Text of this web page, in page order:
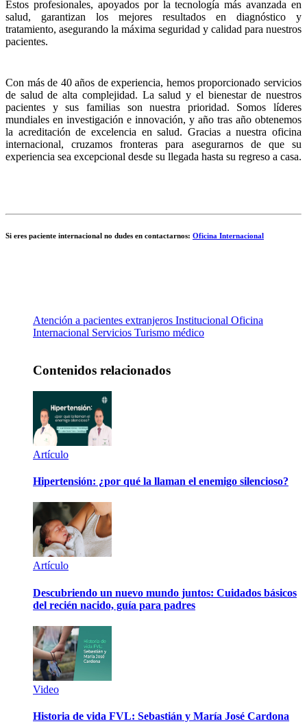
Estos profesionales, apoyados por la tecnología más avanzada en
salud, garantizan los mejores resultados en diagnóstico y
tratamiento, asegurando la máxima seguridad y calidad para nuestros
pacientes.
Con más de 40 años de experiencia, hemos proporcionado servicios
de salud de alta complejidad. La salud y el bienestar de nuestros
pacientes y sus familias son nuestra prioridad. Somos líderes
mundiales en investigación e innovación, y año tras año obtenemos
la acreditación de excelencia en salud. Gracias a nuestra oficina
internacional, cruzamos fronteras para asegurarnos de que su
experiencia sea excepcional desde su llegada hasta su regreso a casa.
Si eres paciente internacional no dudes en contactarnos: Oficina Internacional
Atención a pacientes extranjeros Institucional Oficina
Internacional Servicios Turismo médico
Contenidos relacionados
Artículo
Hipertensión: ¿por qué la llaman el enemigo silencioso?
Artículo
Descubriendo un nuevo mundo juntos: Cuidados básicos
del recién nacido, guía para padres
Video
Historia de vida FVL: Sebastián y María José Cardona